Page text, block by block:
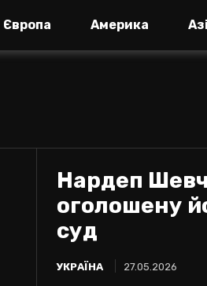
Європа Америка
Нардеп
оголошену
суд
УКРАЇНА 27.05.2026